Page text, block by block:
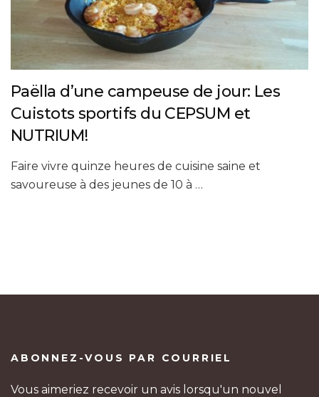
Paëlla d’une campeuse de jour: Les
Cuistots sportifs du CEPSUM et
NUTRIUM!
Faire vivre quinze heures de cuisine saine et
savoureuse à des jeunes de 10 à …
ABONNEZ-VOUS PAR COURRIEL
Vous aimeriez recevoir un avis lorsqu'un nouvel